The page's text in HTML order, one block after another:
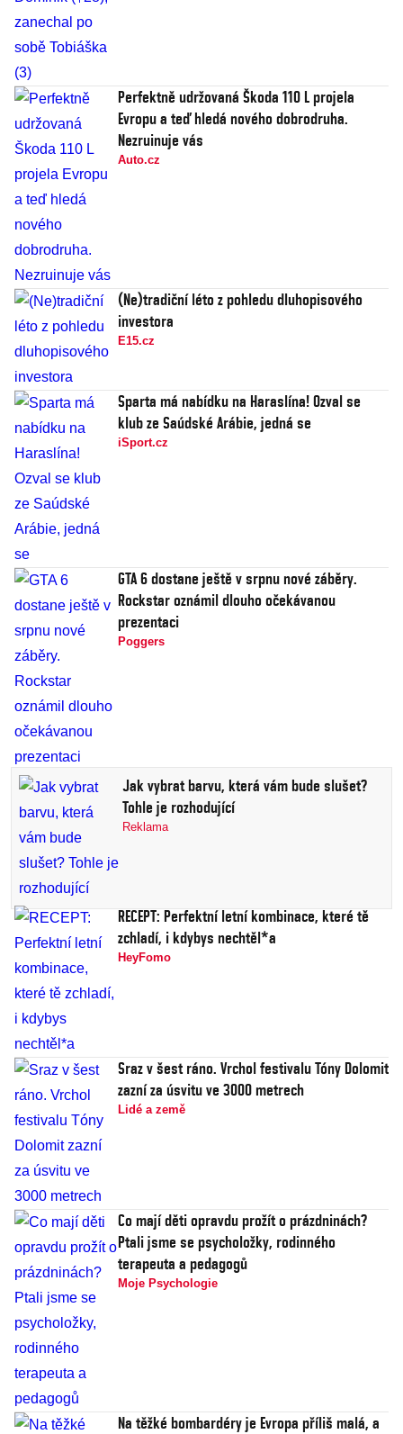
Perfektně udržovaná Škoda 110 L projela
Evropu a teď hledá nového dobrodruha.
Nezruinuje vás
Auto.cz
(Ne)tradiční léto z pohledu dluhopisového
investora
E15.cz
Sparta má nabídku na Haraslína! Ozval se
klub ze Saúdské Arábie, jedná se
iSport.cz
GTA 6 dostane ještě v srpnu nové záběry.
Rockstar oznámil dlouho očekávanou
prezentaci
Poggers
Jak vybrat barvu, která vám bude slušet?
Tohle je rozhodující
Reklama
RECEPT: Perfektní letní kombinace, které tě
zchladí, i kdybys nechtěl*a
HeyFomo
Sraz v šest ráno. Vrchol festivalu Tóny Dolomit
zazní za úsvitu ve 3000 metrech
Lidé a země
Co mají děti opravdu prožít o prázdninách?
Ptali jsme se psycholožky, rodinného
terapeuta a pedagogů
Moje Psychologie
Na těžké bombardéry je Evropa příliš malá, a